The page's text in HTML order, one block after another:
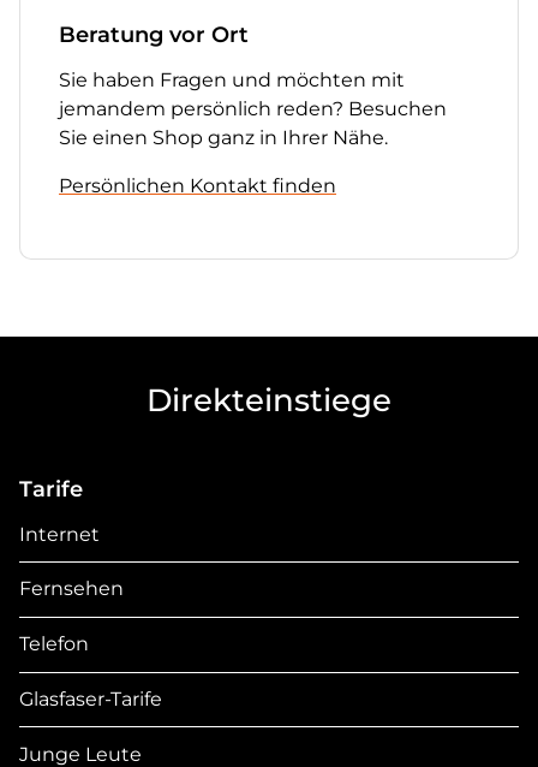
Beratung vor Ort
Sie haben Fragen und möchten mit
jemandem persönlich reden? Besuchen
Sie einen Shop ganz in Ihrer Nähe.
Persönlichen Kontakt finden
Direkteinstiege
Tarife
Internet
Fernsehen
Telefon
Glasfaser-Tarife
Junge Leute